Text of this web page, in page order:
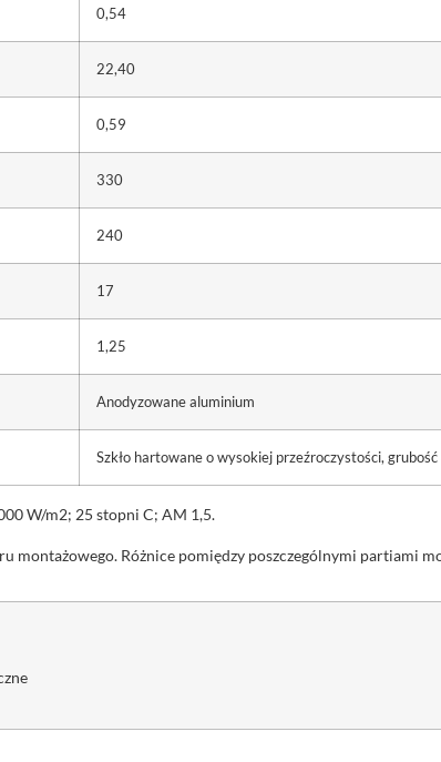
0,54
22,40
0,59
330
240
17
1,25
Anodyzowane aluminium
Szkło hartowane o wysokiej przeźroczystości,
W/m2; 25 stopni C; AM 1,5.
montażowego. Różnice pomiędzy poszczególnymi partiami